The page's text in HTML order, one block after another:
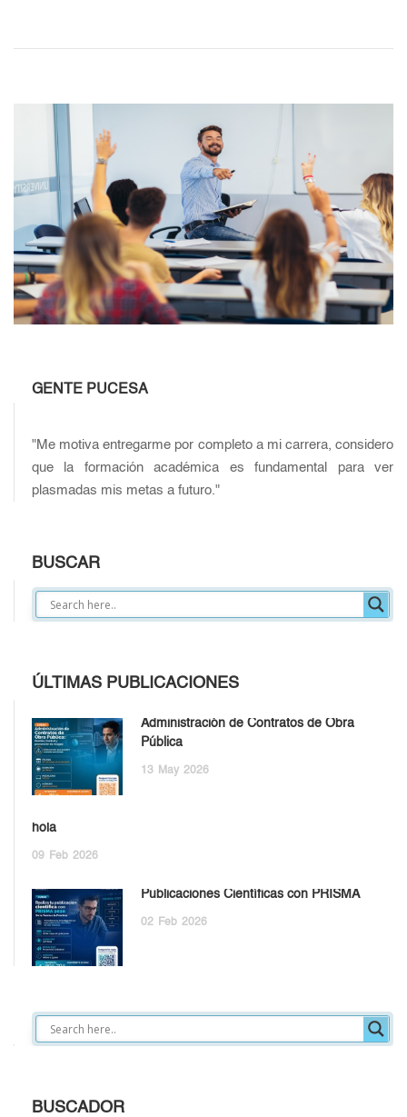
GENTE PUCESA
"Me motiva entregarme por completo a mi carrera, considero
que la formación académica es fundamental para ver
plasmadas mis metas a futuro."
BUSCAR
ÚLTIMAS PUBLICACIONES
Administración de Contratos de Obra
Pública
13 May 2026
hola
09 Feb 2026
Publicaciones Científicas con PRISMA
02 Feb 2026
BUSCADOR